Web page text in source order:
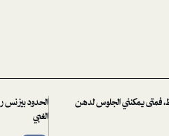
فمتى يمكنني الجلوس لدهن
الحدود بيزنس
الغبي